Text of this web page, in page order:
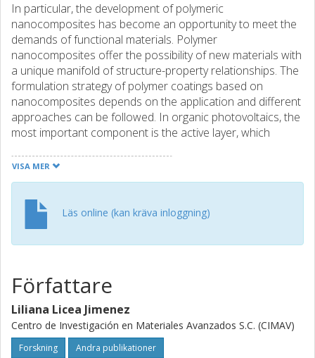
In particular, the development of polymeric
nanocomposites has become an opportunity to meet the
demands of functional materials. Polymer
nanocomposites offer the possibility of new materials with
a unique manifold of structure-property relationships. The
formulation strategy of polymer coatings based on
nanocomposites depends on the application and different
approaches can be followed. In organic photovoltaics, the
most important component is the active layer, which
The development and design of polymer nanocomposites-
enabled coatings has gained research importance as they
improvements to products and processes. Polymer
nanocomposite coatings represent properties with
incredible practical applications for mechanical, optical,
coating technology has evolved by the increase in scientific
and technological understanding of important principles.
Polymer coatings based on nanocomposites offer
significant product performance and cost-saving
advantages with functional features.
VISA MER
Läs online (kan kräva inloggning)
Författare
Liliana Licea Jimenez
Centro de Investigación en Materiales Avanzados S.C. (CIMAV)
Forskning Andra publikationer